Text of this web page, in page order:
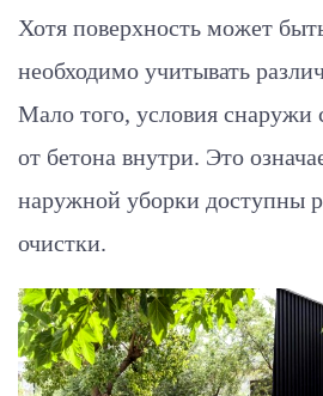
Хотя поверхность может
необходимо учитывать
Мало того, условия снаружи
от бетона внутри. Это
наружной уборки доступны
очистки.